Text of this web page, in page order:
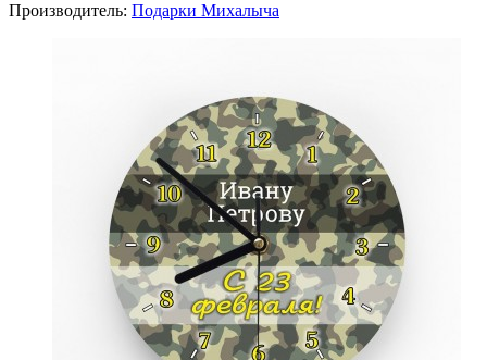
Производитель: Подарки Михалыча